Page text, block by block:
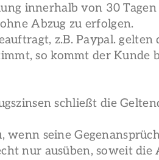
innerhalb von 30
Abzug zu erfolgen.
z.B. Paypal. gelten
so kommt der Kunde
schließt die
seine
nur ausüben, soweit